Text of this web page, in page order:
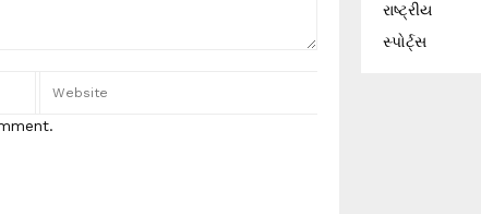
રાષ્ટ્રીય
સ્પોર્ટ્સ